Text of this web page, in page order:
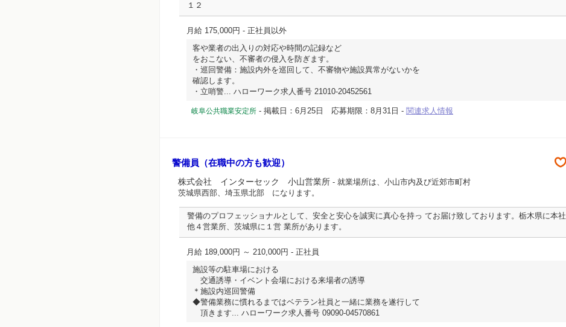
１２
月給 175,000円 - 正社員以外
客や業者の出入りの対応や時間の記録など
をおこない、不審者の侵入を防ぎます。
・巡回警備：施設内外を巡回して、不審物や施設異常がないかを
確認します。
・立哨警... ハローワーク求人番号 21010-20452561
岐阜公共職業安定所 - 掲載日：6月25日 応募期限：8月31日 - 関連求人情報
警備員（在職中の方も歓迎）
株式会社 インターセック 小山営業所 - 就業場所は、小山市内及び近郊市町村
茨城県西部、埼玉県北部 になります。
警備のプロフェッショナルとして、安全と安心を誠実に真心を持っ てお届け致しております。栃木県に本社
他４営業所、茨城県に１営 業所があります。
月給 189,000円 ～ 210,000円 - 正社員
施設等の駐車場における
交通誘導・イベント会場における来場者の誘導
＊施設内巡回警備
◆警備業務に慣れるまではベテラン社員と一緒に業務を遂行して
頂きます... ハローワーク求人番号 09090-04570861